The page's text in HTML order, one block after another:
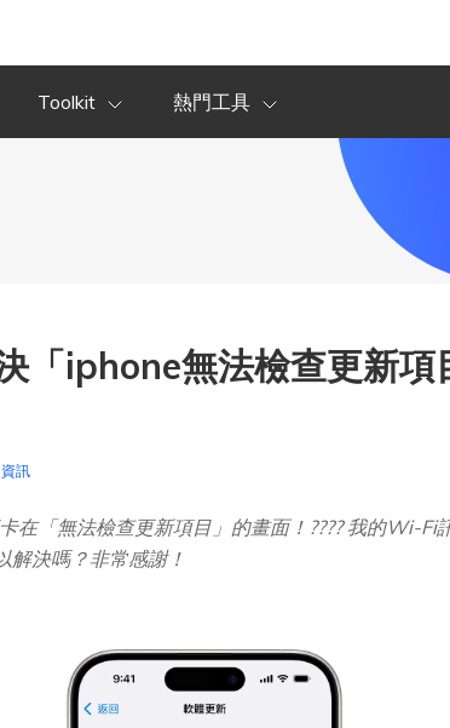
Toolkit 熱門工具
「iphone無法檢查更新項
訊
在「無法檢查更新項目」的畫面！???? 我的Wi-Fi
解決嗎？非常感謝！